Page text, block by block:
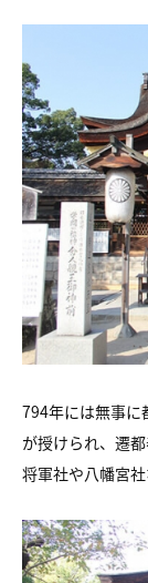
794年には無事に
が授けられ、遷
将軍社や八幡宮